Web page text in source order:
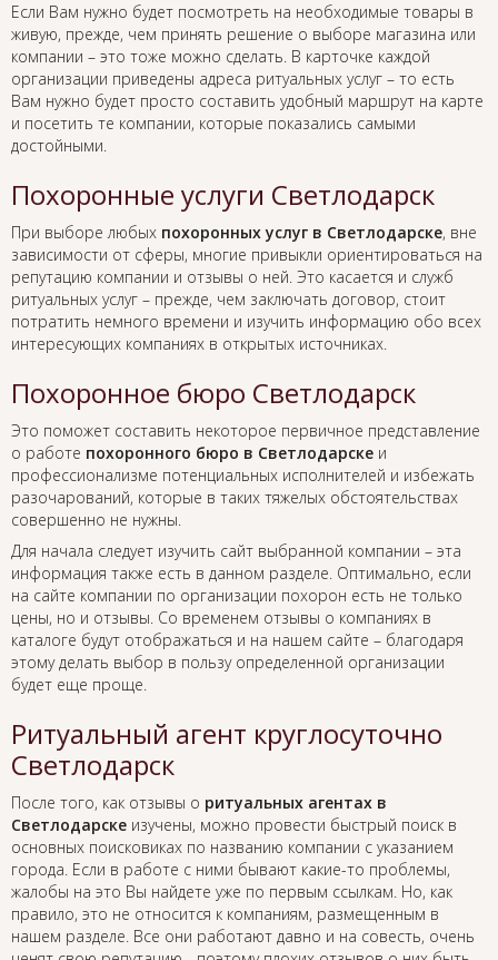
Если Вам нужно будет посмотреть на необходимые товары в
живую, прежде, чем принять решение о выборе магазина или
компании – это тоже можно сделать. В карточке каждой
организации приведены адреса ритуальных услуг – то есть
Вам нужно будет просто составить удобный маршрут на карте
и посетить те компании, которые показались самыми
достойными.
Похоронные услуги Светлодарск
При выборе любых похоронных услуг в Светлодарске, вне
зависимости от сферы, многие привыкли ориентироваться на
репутацию компании и отзывы о ней. Это касается и служб
ритуальных услуг – прежде, чем заключать договор, стоит
потратить немного времени и изучить информацию обо всех
интересующих компаниях в открытых источниках.
Похоронное бюро Светлодарск
Это поможет составить некоторое первичное представление
о работе похоронного бюро в Светлодарске и
профессионализме потенциальных исполнителей и избежать
разочарований, которые в таких тяжелых обстоятельствах
совершенно не нужны.
Для начала следует изучить сайт выбранной компании – эта
информация также есть в данном разделе. Оптимально, если
на сайте компании по организации похорон есть не только
цены, но и отзывы. Со временем отзывы о компаниях в
каталоге будут отображаться и на нашем сайте – благодаря
этому делать выбор в пользу определенной организации
будет еще проще.
Ритуальный агент круглосуточно
Светлодарск
После того, как отзывы о ритуальных агентах в
Светлодарске изучены, можно провести быстрый поиск в
основных поисковиках по названию компании с указанием
города. Если в работе с ними бывают какие-то проблемы,
жалобы на это Вы найдете уже по первым ссылкам. Но, как
правило, это не относится к компаниям, размещенным в
нашем разделе. Все они работают давно и на совесть, очень